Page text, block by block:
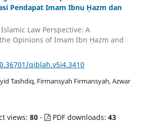
Pendapat Imam Ibnu Ḥazm dan
Law Perspective: A
Opinions of Imam Ibn Ḥazm and
qiblah.v5i4.3410
Tashdiq, Firmansyah Firmansyah, Azwar
views:80 - PDF downloads:43